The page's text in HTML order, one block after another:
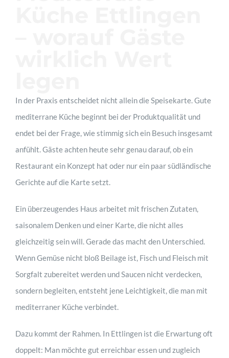
In der Praxis entscheidet nicht allein die Speisekarte. Gute
mediterrane Küche beginnt bei der Produktqualität und
endet bei der Frage, wie stimmig sich ein Besuch insgesamt
anfühlt. Gäste achten heute sehr genau darauf, ob ein
Restaurant ein Konzept hat oder nur ein paar südländische
Gerichte auf die Karte setzt.
Ein überzeugendes Haus arbeitet mit frischen Zutaten,
saisonalem Denken und einer Karte, die nicht alles
gleichzeitig sein will. Gerade das macht den Unterschied.
Wenn Gemüse nicht bloß Beilage ist, Fisch und Fleisch mit
Sorgfalt zubereitet werden und Saucen nicht verdecken,
sondern begleiten, entsteht jene Leichtigkeit, die man mit
mediterraner Küche verbindet.
Dazu kommt der Rahmen. In Ettlingen ist die Erwartung oft
doppelt: Man möchte gut erreichbar essen und zugleich